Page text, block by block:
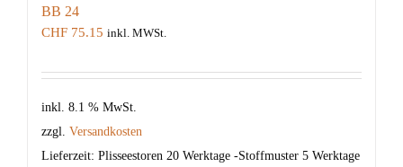
BB 24
CHF 75.15 inkl. MWSt.
inkl. 8.1 % MwSt.
zzgl. Versandkosten
Lieferzeit: Plisseestoren 20 Werktage -Stoffmuster 5 Werktage